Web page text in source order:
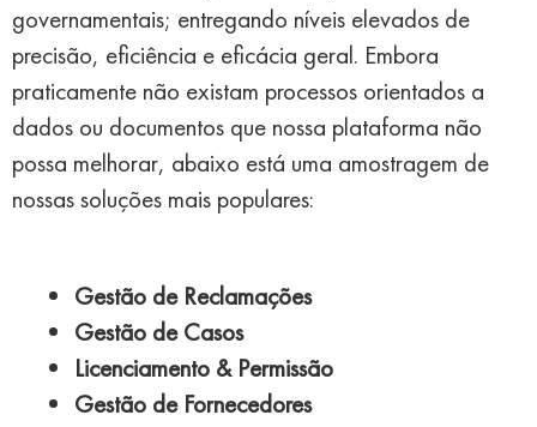
governamentais; entregando níveis elevados de
precisão, eficiência e eficácia geral. Embora
praticamente não existam processos orientados a
dados ou documentos que nossa plataforma não
possa melhorar, abaixo está uma amostragem de
nossas soluções mais populares:
Gestão de Reclamações
Gestão de Casos
Licenciamento & Permissão
Gestão de Fornecedores